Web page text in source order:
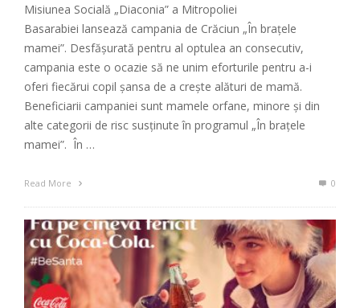
Misiunea Socială „Diaconia” a Mitropoliei
Basarabiei lansează campania de Crăciun „În brațele
mamei”. Desfășurată pentru al optulea an consecutiv,
campania este o ocazie să ne unim eforturile pentru a-i
oferi fiecărui copil șansa de a crește alături de mamă.
Beneficiarii campaniei sunt mamele orfane, minore și din
alte categorii de risc susținute în programul „În brațele
mamei”. În …
Read More 0